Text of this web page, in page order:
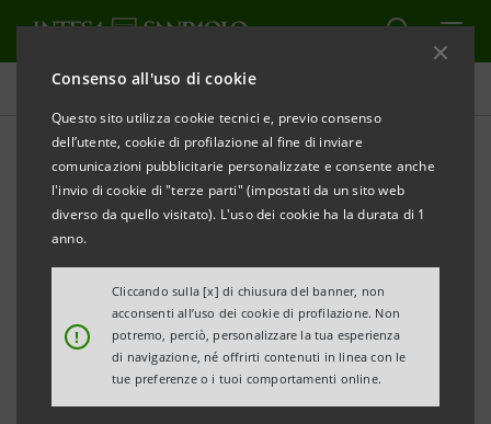
Consenso all'uso di cookie
Questo sito utilizza cookie tecnici e, previo consenso
dell’utente, cookie di profilazione al fine di inviare
comunicazioni pubblicitarie personalizzate e consente anche
l'invio di cookie di "terze parti" (impostati da un sito web
diverso da quello visitato). L'uso dei cookie ha la durata di 1
anno.
!
Cliccando sulla [x] di chiusura del banner, non
acconsenti all’uso dei cookie di profilazione. Non
potremo, perciò, personalizzare la tua esperienza
di navigazione, né offrirti contenuti in linea con le
tue preferenze o i tuoi comportamenti online.
Comunicati stampa
STAMPA AGGIORNA
INTESA SANPAOLO: VARIAZIONE CALENDARIO
FINANZIARIO 2021
comunica la variazione del calendario finanziario 2021
in relazione all’odierno avviso di convocazione
dell’Assemblea Ordinaria per il prossimo 14 ottobre.
Si riporta di seguito il calendario finanziario per